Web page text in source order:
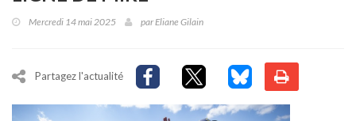
Mercredi 14 mai 2025 parEliane Gilain
Partagez l'actualité